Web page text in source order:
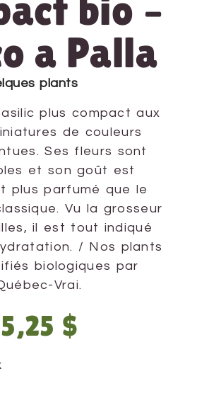
bio –
a Palla
plants
plus compact aux
de couleurs
Ses fleurs sont
et son goût est
plus parfumé que le
Vu la grosseur
il est tout indiqué
/ Nos plants
biologiques par
Vrai.
5,25 $